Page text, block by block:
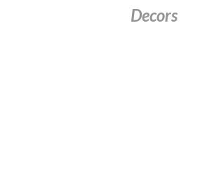
Decors